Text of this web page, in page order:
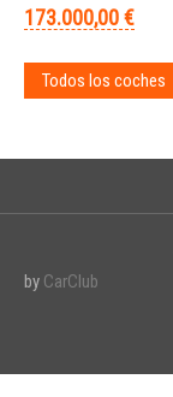
173.000,00 €
Todos los coches
by CarClub